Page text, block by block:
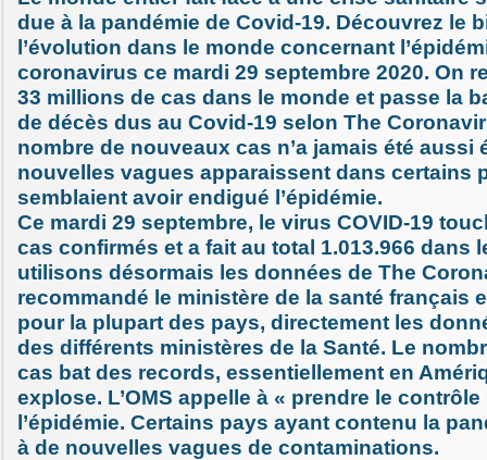
due à la pandémie de Covid-19. Découvrez le
l’évolution dans le monde concernant
coronavirus ce mardi 29 septembre 2020. On
33 millions de cas dans le monde et passe la
de décès dus au Covid-19 selon The
nombre de nouveaux cas n’a jamais été aussi
nouvelles vagues apparaissent dans certains
semblaient avoir endigué l’épidémie.
Ce mardi 29 septembre, le virus COVID-19
cas confirmés et a fait au total 1.013.966 dans
utilisons désormais les données de The
recommandé le ministère de la santé français
pour la plupart des pays, directement les
des différents ministères de la Santé. Le
cas bat des records, essentiellement en
explose. L’OMS appelle à « prendre le contrôle
l’épidémie. Certains pays ayant contenu la
à de nouvelles vagues de contaminations.